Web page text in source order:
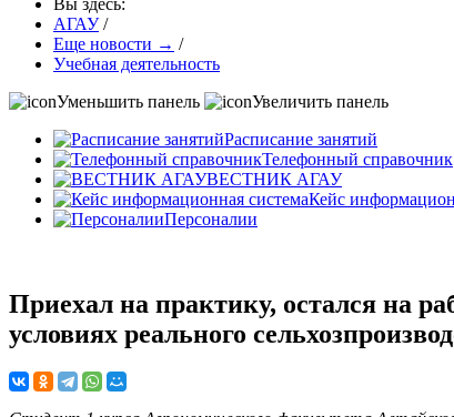
Вы здесь:
АГАУ /
Еще новости → /
Учебная деятельность
Уменьшить панель
Увеличить панель
Расписание занятий
Телефонный справочник
ВЕСТНИК АГАУ
Кейс
Персоналии
Приехал на практику, остался на
условиях реального